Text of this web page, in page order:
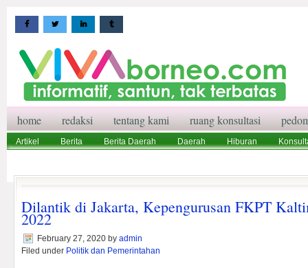
home redaksi tentang kami ruang konsultasi
Artikel Berita Berita Daerah Daerah Hiburan
Dilantik di Jakarta, Kepengurusan FKPT
2022
February 27, 2020 by admin
Filed under Politik dan Pemerintahan